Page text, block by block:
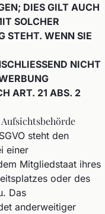
DIES GILT AUCH
SOLCHER
STEHT. WENN SIE
NICHT
ART. 21 ABS. 2
steht den
einer
Mitgliedstaat ihres
oder des
Das
anderweitiger